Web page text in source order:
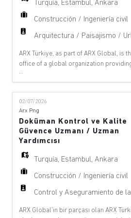
Turquía Estambul
Ankara
Construcción / Ingeniería civil
Arquitectura / Paisajismo /
ARX Türkiye, as part of ARX Global, is
office of a global organization
and design services for international
and superstructure projects. We are
Senior Architect with experience in
railway systems, metro lines, train
areas and multidisciplinary design coo
02/07/2026
Arx Png
Doküman Kontrol ve Kalite
Güvence Uzmanı / Uzman
Yardımcısı
Turquía Estambul Ankara
Construcción / Ingeniería civil
Control y Aseguramiento de
ARX Global'in bir parçası olan ARX